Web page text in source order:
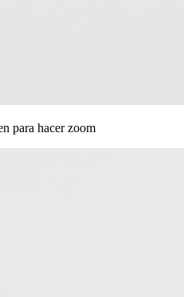
para hacer zoom